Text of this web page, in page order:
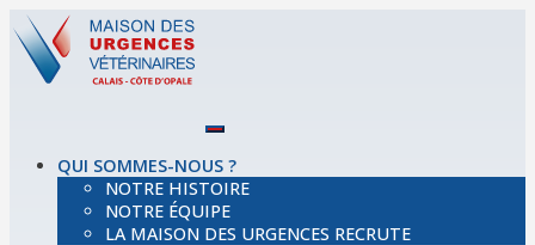
QUI SOMMES-NOUS ?
NOTRE HISTOIRE
NOTRE ÉQUIPE
LA MAISON DES URGENCES RECRUTE